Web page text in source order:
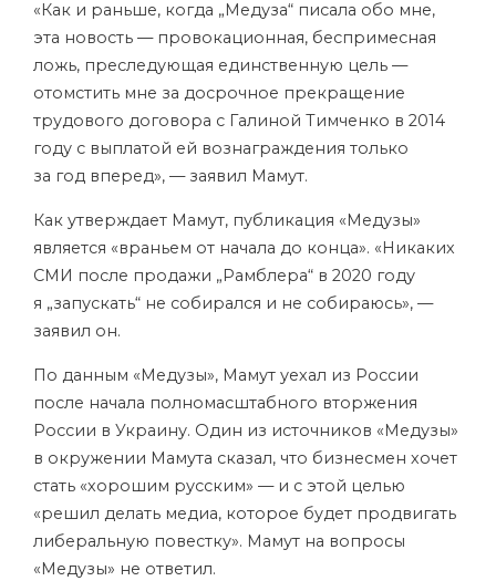
«Как и раньше, когда „Медуза“ писала обо мне,
эта новость — провокационная, беспримесная
ложь, преследующая единственную цель —
отомстить мне за досрочное прекращение
трудового договора с Галиной Тимченко в 2014
году с выплатой ей вознаграждения только
за год вперед», — заявил Мамут.
Как утверждает Мамут, публикация «Медузы»
является «враньем от начала до конца». «Никаких
СМИ после продажи „Рамблера“ в 2020 году
я „запускать“ не собирался и не собираюсь», —
заявил он.
По данным «Медузы», Мамут уехал из России
после начала полномасштабного вторжения
России в Украину. Один из источников «Медузы»
в окружении Мамута сказал, что бизнесмен хочет
стать «хорошим русским» — и с этой целью
«решил делать медиа, которое будет продвигать
либеральную повестку». Мамут на вопросы
«Медузы» не ответил.